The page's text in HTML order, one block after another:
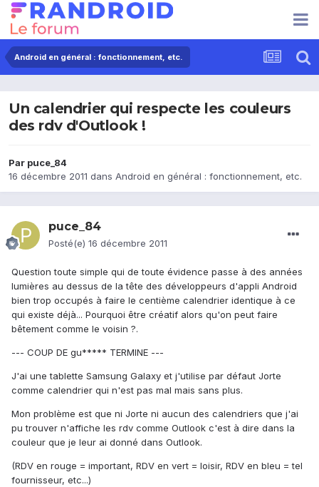
Android en général : fonctionnement, etc.
Un calendrier qui respecte les couleurs
des rdv d'Outlook !
Par puce_84
16 décembre 2011 dans Android en général : fonctionnement, etc.
puce_84
Posté(e) 16 décembre 2011
Question toute simple qui de toute évidence passe à des années
lumières au dessus de la tête des développeurs d'appli Android
bien trop occupés à faire le centième calendrier identique à ce
qui existe déjà... Pourquoi être créatif alors qu'on peut faire
bêtement comme le voisin ?.
--- COUP DE gu***** TERMINE ---
J'ai une tablette Samsung Galaxy et j'utilise par défaut Jorte
comme calendrier qui n'est pas mal mais sans plus.
Mon problème est que ni Jorte ni aucun des calendriers que j'ai
pu trouver n'affiche les rdv comme Outlook c'est à dire dans la
couleur que je leur ai donné dans Outlook.
(RDV en rouge = important, RDV en vert = loisir, RDV en bleu = tel
fournisseur, etc...)